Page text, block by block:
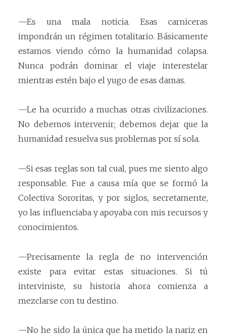
—Es una mala noticia. Esas carniceras
impondrán un régimen totalitario. Básicamente
estamos viendo cómo la humanidad colapsa.
Nunca podrán dominar el viaje interestelar
mientras estén bajo el yugo de esas damas.
—Le ha ocurrido a muchas otras civilizaciones.
No debemos intervenir; debemos dejar que la
humanidad resuelva sus problemas por sí sola.
—Si esas reglas son tal cual, pues me siento algo
responsable. Fue a causa mía que se formó la
Colectiva Sororitas, y por siglos, secretamente,
yo las influenciaba y apoyaba con mis recursos y
conocimientos.
—Precisamente la regla de no intervención
existe para evitar estas situaciones. Si tú
interviniste, su historia ahora comienza a
mezclarse con tu destino.
—No he sido la única que ha metido la nariz en